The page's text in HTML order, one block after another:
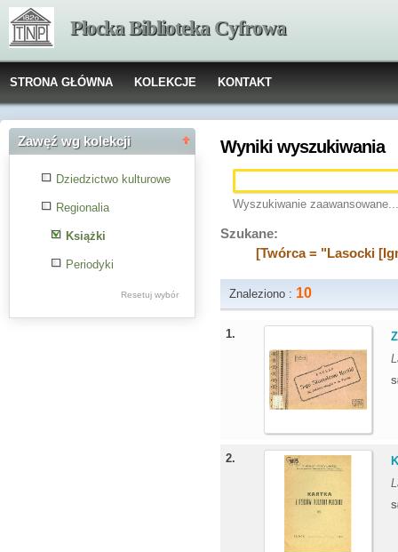
Płocka Biblioteka Cyfrowa
STRONA GŁÓWNA KOLEKCJE KONTAKT
Zawęź wg kolekcji
Dziedzictwo kulturowe
Regionalia
Książki
Periodyki
Resetuj wybór
Wyniki wyszukiwania
Wyszukiwanie zaawansowane...
Szukane:
[Twórca = "Lasocki
Znaleziono : 10
1.
2.